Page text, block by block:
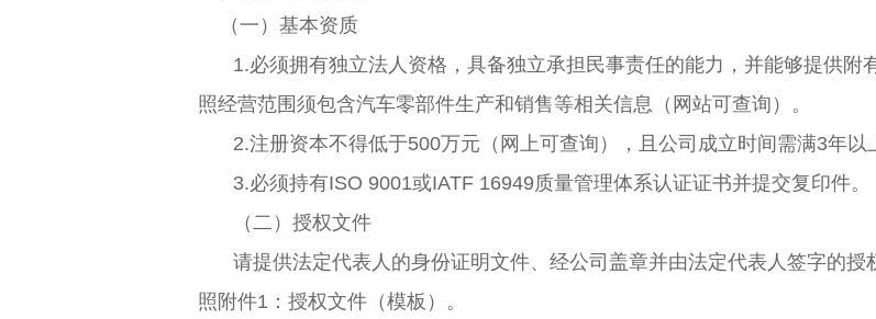
（一）基本资质
1.必须拥有独立法人资格，具备独立承担民事责任的能力，并能够提供
照经营范围须包含汽车零部件生产和销售等相关信息（网站可查询）。
2.注册资本不得低于500万元（网上可查询） ，且 公司成立时间需满3年以
3.必须持有ISO 9001或IATF 16949质量管理体系认证证书并提交复印件。
（二）授权文件
请提供法定代表人的身份证明文件、经公司盖章并由法定代表人签字的
照附件1：授权文件（模板）。